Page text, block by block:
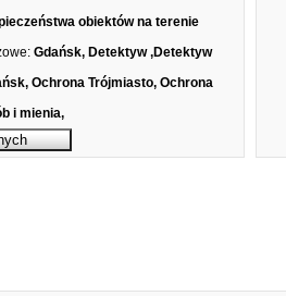
obiektów na terenie
Gdańsk, Detektyw ,Detektyw
Ochrona Trójmiasto, Ochrona
i mienia,